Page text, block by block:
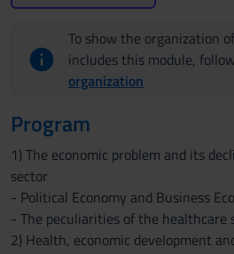
To show the organization
includes this module,
organization
Program
1) The economic problem and its
sector
- Political Economy and Business
- The peculiarities of the healthcare
2) Health, economic development